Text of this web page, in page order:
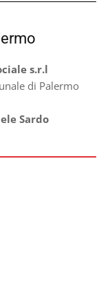
s.r.l
di Palermo
Sardo